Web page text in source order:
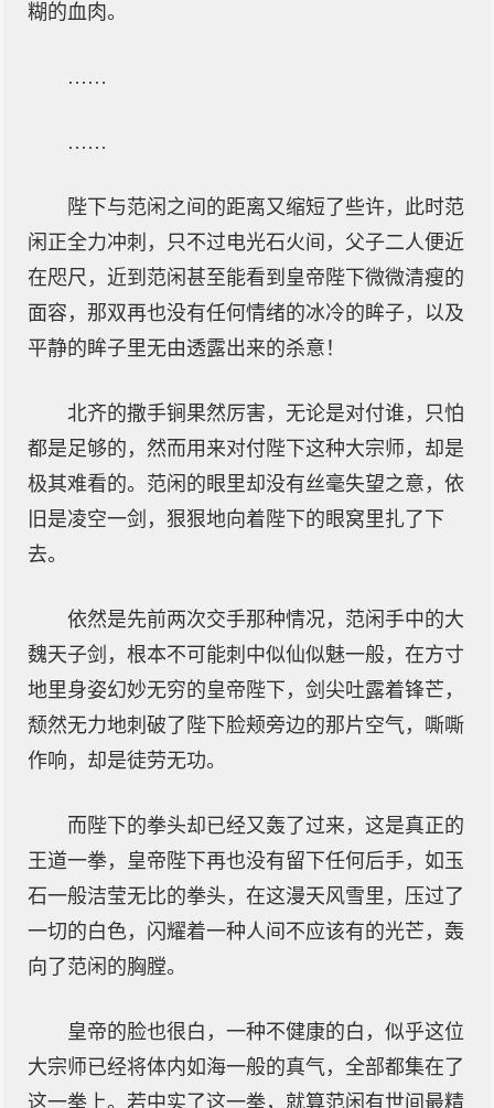
糊的血肉。
……
……
陛下与范闲之间的距离又缩短了些许，此时范
闲正全力冲刺，只不过电光石火间，父子二人便近
在咫尺，近到范闲甚至能看到皇帝陛下微微清瘦的
面容，那双再也没有任何情绪的冰冷的眸子，以及
平静的眸子里无由透露出来的杀意！
北齐的撒手锏果然厉害，无论是对付谁，只怕
都是足够的，然而用来对付陛下这种大宗师，却是
极其难看的。范闲的眼里却没有丝毫失望之意，依
旧是凌空一剑，狠狠地向着陛下的眼窝里扎了下
去。
依然是先前两次交手那种情况，范闲手中的大
魏天子剑，根本不可能刺中似仙似魅一般，在方寸
地里身姿幻妙无穷的皇帝陛下，剑尖吐露着锋芒，
颓然无力地刺破了陛下脸颊旁边的那片空气，嘶嘶
作响，却是徒劳无功。
而陛下的拳头却已经又轰了过来，这是真正的
王道一拳，皇帝陛下再也没有留下任何后手，如玉
石一般洁莹无比的拳头，在这漫天风雪里，压过了
一切的白色，闪耀着一种人间不应该有的光芒，轰
向了范闲的胸膛。
皇帝的脸也很白，一种不健康的白，似乎这位
大宗师已经将体内如海一般的真气，全部都集在了
这一拳上。若中实了这一拳，就算范闲有世间最精